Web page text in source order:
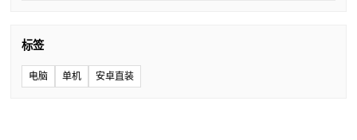
标签
电脑 单机 安卓直装